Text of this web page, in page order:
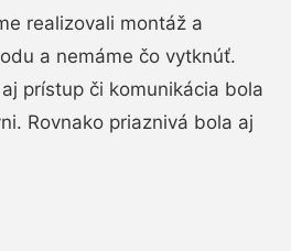
realizovali montáž a
a nemáme čo vytknúť.
prístup či komunikácia bola
Rovnako priaznivá bola aj